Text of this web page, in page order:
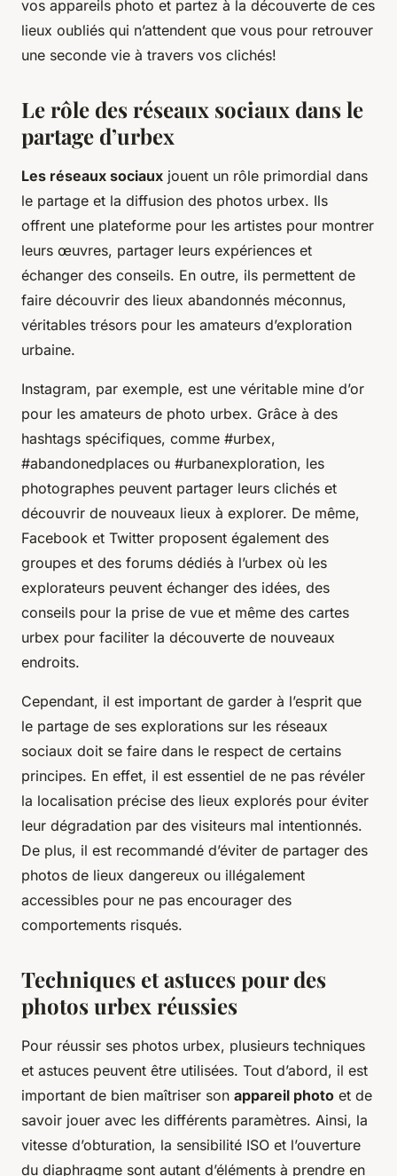
vos appareils photo et partez à la découverte de ces
lieux oubliés qui n’attendent que vous pour retrouver
une seconde vie à travers vos clichés!
Le rôle des réseaux sociaux dans le
partage d’urbex
Les réseaux sociaux jouent un rôle primordial dans
le partage et la diffusion des photos urbex. Ils
offrent une plateforme pour les artistes pour montrer
leurs œuvres, partager leurs expériences et
échanger des conseils. En outre, ils permettent de
faire découvrir des lieux abandonnés méconnus,
véritables trésors pour les amateurs d’exploration
urbaine.
Instagram, par exemple, est une véritable mine d’or
pour les amateurs de photo urbex. Grâce à des
hashtags spécifiques, comme #urbex,
#abandonedplaces ou #urbanexploration, les
photographes peuvent partager leurs clichés et
découvrir de nouveaux lieux à explorer. De même,
Facebook et Twitter proposent également des
groupes et des forums dédiés à l’urbex où les
explorateurs peuvent échanger des idées, des
conseils pour la prise de vue et même des cartes
urbex pour faciliter la découverte de nouveaux
endroits.
Cependant, il est important de garder à l’esprit que
le partage de ses explorations sur les réseaux
sociaux doit se faire dans le respect de certains
principes. En effet, il est essentiel de ne pas révéler
la localisation précise des lieux explorés pour éviter
leur dégradation par des visiteurs mal intentionnés.
De plus, il est recommandé d’éviter de partager des
photos de lieux dangereux ou illégalement
accessibles pour ne pas encourager des
comportements risqués.
Techniques et astuces pour des
photos urbex réussies
Pour réussir ses photos urbex, plusieurs techniques
et astuces peuvent être utilisées. Tout d’abord, il est
important de bien maîtriser son appareil photo et de
savoir jouer avec les différents paramètres. Ainsi, la
vitesse d’obturation, la sensibilité ISO et l’ouverture
du diaphragme sont autant d’éléments à prendre en